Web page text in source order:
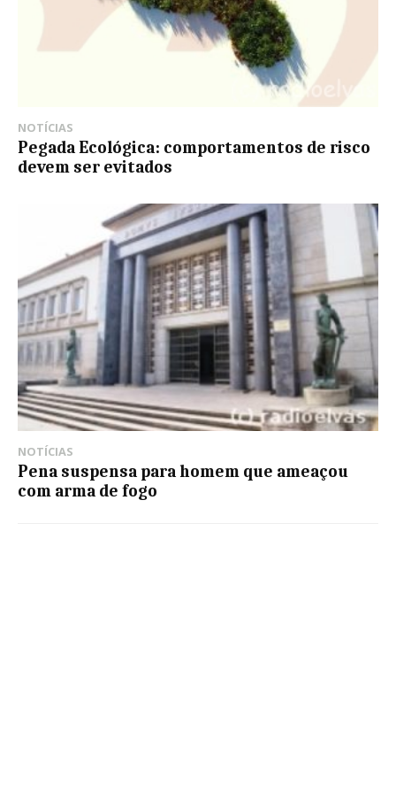
NOTÍCIAS
Pegada Ecológica: comportamentos de risco
devem ser evitados
NOTÍCIAS
Pena suspensa para homem que ameaçou
com arma de fogo